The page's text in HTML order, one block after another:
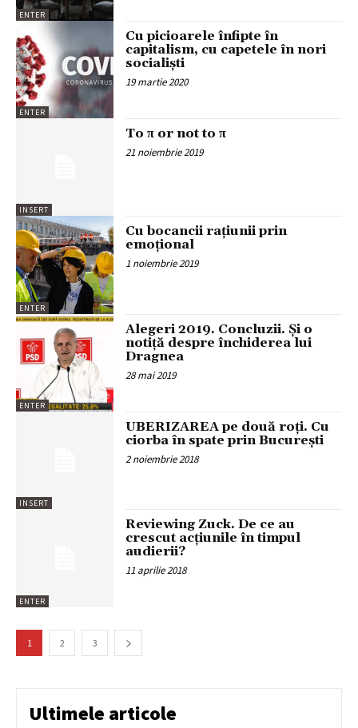
ENTER
ENTER
Cu picioarele înfipte în
capitalism, cu capetele în nori
socialişti
19 martie 2020
INSERT
To π or not to π
21 noiembrie 2019
ENTER
Cu bocancii rațiunii prin
emoțional
1 noiembrie 2019
ENTER
Alegeri 2019. Concluzii. Și o
notiță despre închiderea lui
Dragnea
28 mai 2019
INSERT
UBERIZAREA pe două roți. Cu
ciorba în spate prin București
2 noiembrie 2018
ENTER
Reviewing Zuck. De ce au
crescut acțiunile în timpul
audierii?
11 aprilie 2018
1 2 3
Ultimele articole